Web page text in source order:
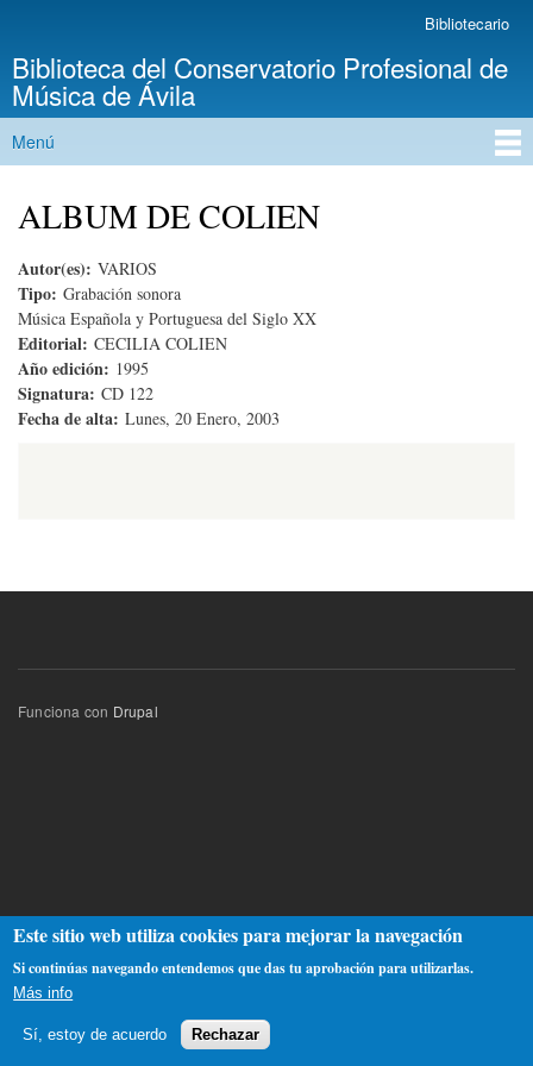
principal
Bibliotecario
Biblioteca del Conservatorio Profesional de
Música de Ávila
Menú principal
Menú
ALBUM DE COLIEN
Autor(es): VARIOS
Tipo: Grabación sonora
Música Española y Portuguesa del Siglo XX
Editorial: CECILIA COLIEN
Año edición: 1995
Signatura: CD 122
Fecha de alta: Lunes, 20 Enero, 2003
Funciona con Drupal
Este sitio web utiliza cookies para mejorar la navegación
Si continúas navegando entendemos que das tu aprobación para utilizarlas.
Más info
Sí, estoy de acuerdo Rechazar